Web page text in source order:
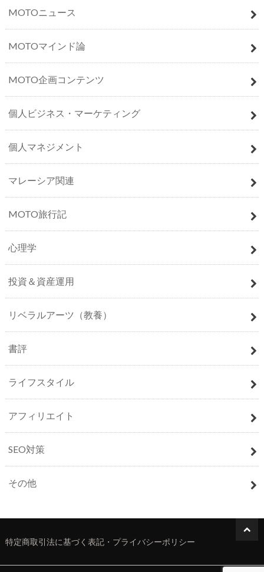
MOTOニュース
MOTOマインド論
MOTO企画コンテンツ
個人ビジネス・マーケティング
個人マネジメント
マレーシア関連
MOTO旅行記
心理学
投資＆資産運用
リベラルアーツ（教養）
書評
ライフスタイル
アフィリエイト
SEO対策
その他
特定商取引法に基づく表記・プライバシーポリシー